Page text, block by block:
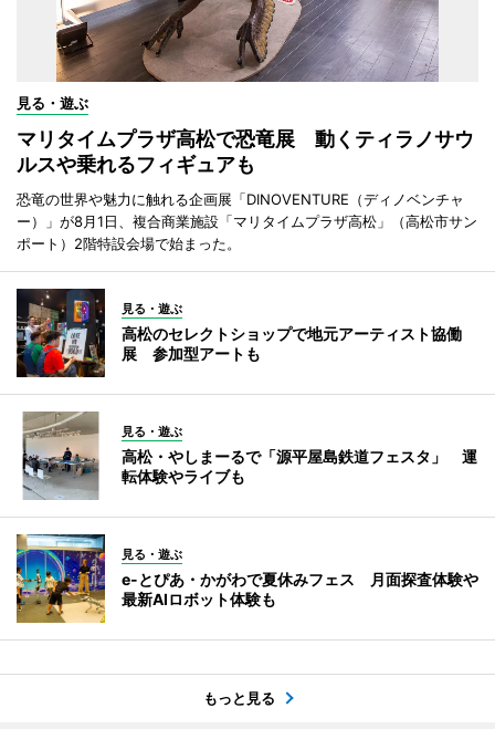
見る・遊ぶ
マリタイムプラザ高松で恐竜展 動くティラノサウ
ルスや乗れるフィギュアも
恐竜の世界や魅力に触れる企画展「DINOVENTURE（ディノベンチャ
ー）」が8月1日、複合商業施設「マリタイムプラザ高松」（高松市サン
ポート）2階特設会場で始まった。
見る・遊ぶ
高松のセレクトショップで地元アーティスト協働
展 参加型アートも
見る・遊ぶ
高松・やしまーるで「源平屋島鉄道フェスタ」 運
転体験やライブも
見る・遊ぶ
e-とぴあ・かがわで夏休みフェス 月面探査体験や
最新AIロボット体験も
もっと見る